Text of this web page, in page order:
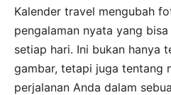
Kalender travel mengubah
pengalaman nyata yang
setiap hari. Ini bukan hanya
gambar, tetapi juga tentang
perjalanan Anda dalam